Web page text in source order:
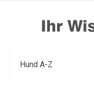
Hund A-Z